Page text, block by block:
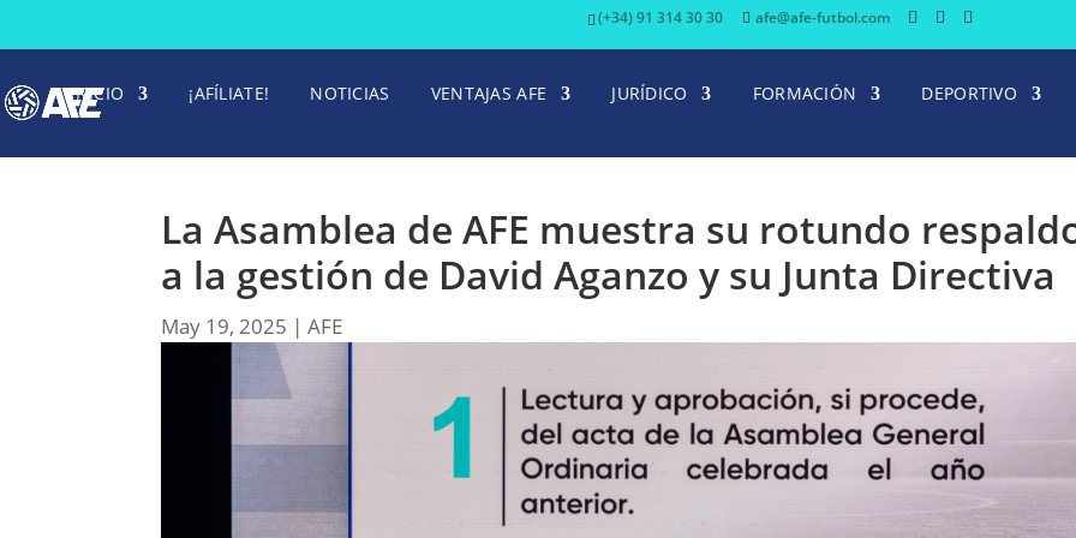
(+34) 91 314 30 30 afe@afe-futbol.com
INICIO ¡AFÍLIATE! NOTICIAS VENTAJAS AFE JURÍDICO FORMACIÓN DEPORTIVO
La Asamblea de AFE muestra su rotundo
a la gestión de David Aganzo y su Junta Directiva
May 19, 2025 |AFE